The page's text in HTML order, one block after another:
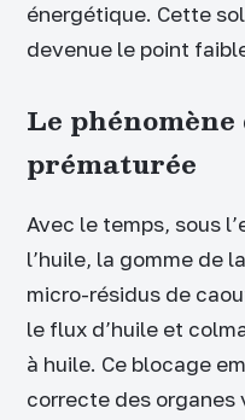
énergétique. Cette
devenue le point
Le
prématurée
Avec le temps, sous
l’huile, la gomme de
micro-résidus de
le flux d’huile et
à huile. Ce blocage
correcte des organes